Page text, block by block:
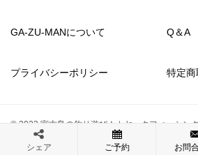
GA-ZU-MANについて Q＆A
プライバシーポリシー 特定
© 2022 宮古島の釣り遊び！カヤックフィッシン
シェア ご予約 お問